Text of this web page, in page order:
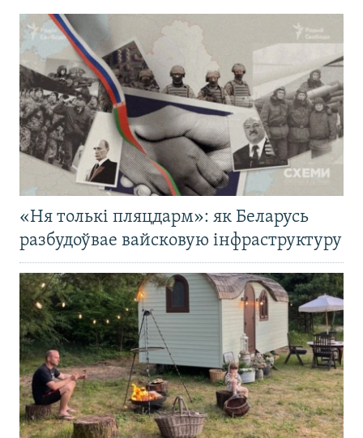
«Ня толькі пляцдарм»: як Беларусь
разбудоўвае вайсковую інфраструктуру